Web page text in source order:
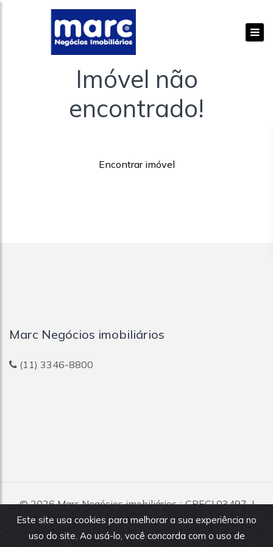
Imóvel não
encontrado!
Encontrar imóvel
Este site usa cookies para melhorar a sua experiência no
uso do site. Ao usá-lo, você concorda com o uso de
Marc Negócios imobiliários
(11) 3346-8800
© 2026Marc Negócios imobiliários:: CRECI 03497-J
Todos os direitos reservados.
Todas as informações e valores exibidos neste portal são